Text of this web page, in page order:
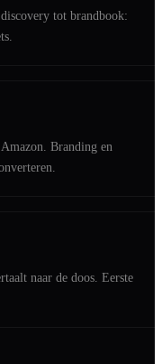
tot brandbook:
Branding en
naar de doos. Eerste